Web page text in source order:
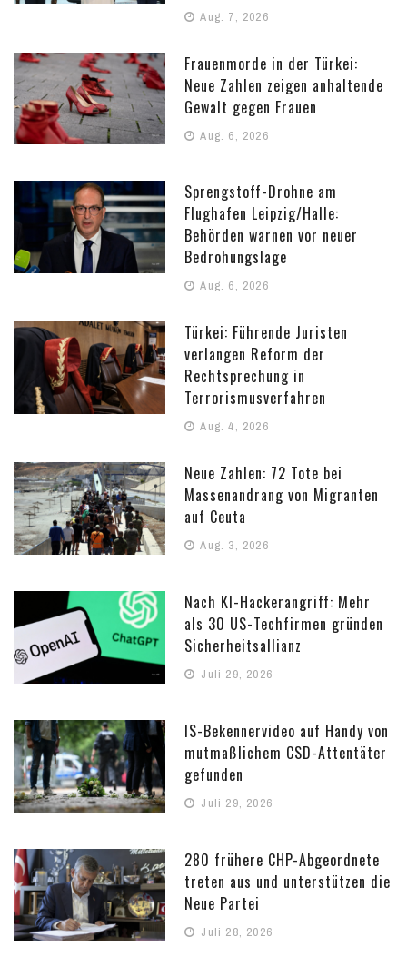
Aug. 7, 2026
Frauenmorde in der Türkei:
Neue Zahlen zeigen anhaltende
Gewalt gegen Frauen
Aug. 6, 2026
Sprengstoff-Drohne am
Flughafen Leipzig/Halle:
Behörden warnen vor neuer
Bedrohungslage
Aug. 6, 2026
Türkei: Führende Juristen
verlangen Reform der
Rechtsprechung in
Terrorismusverfahren
Aug. 4, 2026
Neue Zahlen: 72 Tote bei
Massenandrang von Migranten
auf Ceuta
Aug. 3, 2026
Nach KI-Hackerangriff: Mehr
als 30 US-Techfirmen gründen
Sicherheitsallianz
Juli 29, 2026
IS-Bekennervideo auf Handy von
mutmaßlichem CSD-Attentäter
gefunden
Juli 29, 2026
280 frühere CHP-Abgeordnete
treten aus und unterstützen die
Neue Partei
Juli 28, 2026